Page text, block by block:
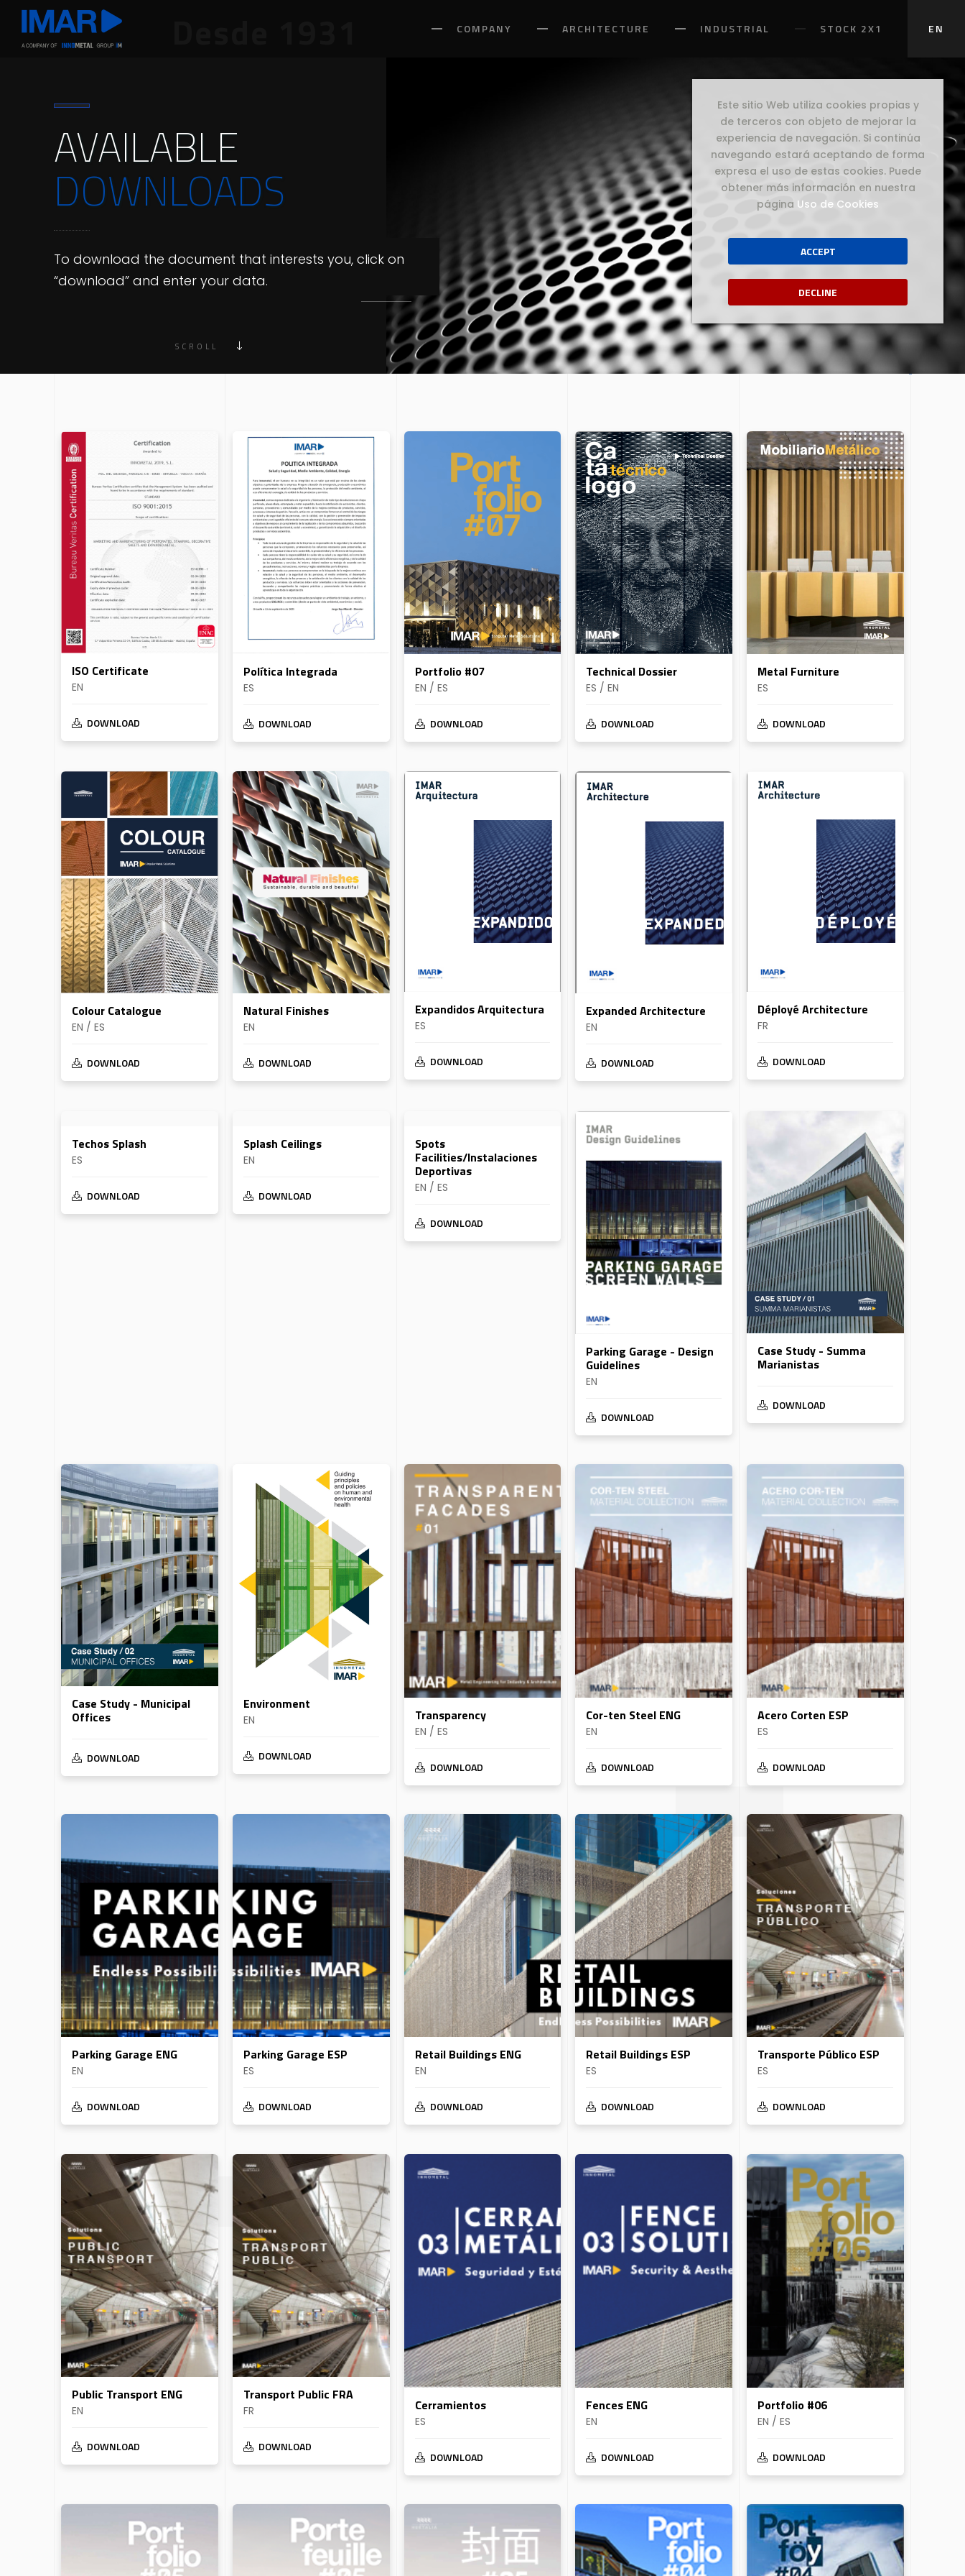
COMPANY ARCHITECTURE INDUSTRIAL STOCK 2X1 EN
Este sitio Web utiliza cookies propias y
de terceros con objeto de mejorar la
experiencia de navegación. Si continúa
navegando estará aceptando de forma
expresa el uso de estas cookies. Puede
obtener más información en nuestra
página Uso de Cookies
ACCEPT
DECLINE
AVAILABLE
DOWNLOADS
To download the document that interests you, click on
“download” and enter your data.
SCROLL
ISO Certificate
EN
DOWNLOAD
Política Integrada
ES
DOWNLOAD
Portfolio #07
EN / ES
DOWNLOAD
Technical Dossier
ES / EN
DOWNLOAD
Metal Furniture
ES
DOWNLOAD
Colour Catalogue
EN / ES
DOWNLOAD
Natural Finishes
EN
DOWNLOAD
Expandidos Arquitectura
ES
DOWNLOAD
Expanded Architecture
EN
DOWNLOAD
Déployé Architecture
FR
DOWNLOAD
Techos Splash
ES
DOWNLOAD
Splash Ceilings
EN
DOWNLOAD
Spots
Facilities/Instalaciones
Deportivas
EN / ES
DOWNLOAD
Parking Garage - Design
Guidelines
EN
DOWNLOAD
Case Study - Summa
Marianistas
DOWNLOAD
Case Study - Municipal
Offices
DOWNLOAD
Environment
EN
DOWNLOAD
Transparency
EN / ES
DOWNLOAD
Cor-ten Steel ENG
EN
DOWNLOAD
Acero Corten ESP
ES
DOWNLOAD
Parking Garage ENG
EN
DOWNLOAD
Parking Garage ESP
ES
DOWNLOAD
Retail Buildings ENG
EN
DOWNLOAD
Retail Buildings ESP
ES
DOWNLOAD
Transporte Público ESP
ES
DOWNLOAD
Public Transport ENG
EN
DOWNLOAD
Transport Public FRA
FR
DOWNLOAD
Cerramientos
ES
DOWNLOAD
Fences ENG
EN
DOWNLOAD
Portfolio #06
EN / ES
DOWNLOAD